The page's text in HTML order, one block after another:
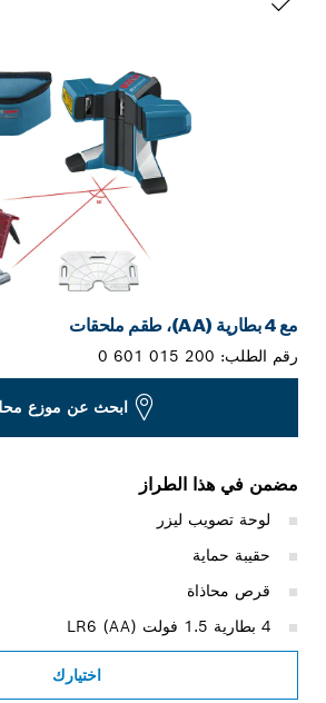
مع 4 بطارية (AA)، طقم ملحقات
رقم الطلب:0 601 015 200
ابحث عن موزع محلي
مضمن في هذا الطراز
لوحة تصويب ليزر
حقيبة حماية
قرص محاذاة
اختيارك